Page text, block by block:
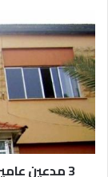
مدعين
عامين
للتحقيق
بحريق
دار
الضيافة
للمسنين
3 مدعين عامين للتحقيق بحريق دار الضيافة للمسنين